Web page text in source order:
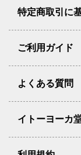
特定商取引に
ご利用ガイド
よくある質問
イトーヨーカ